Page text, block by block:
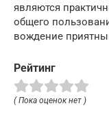
являются
общего
вождение
Рейтинг
( Пока оценок нет )